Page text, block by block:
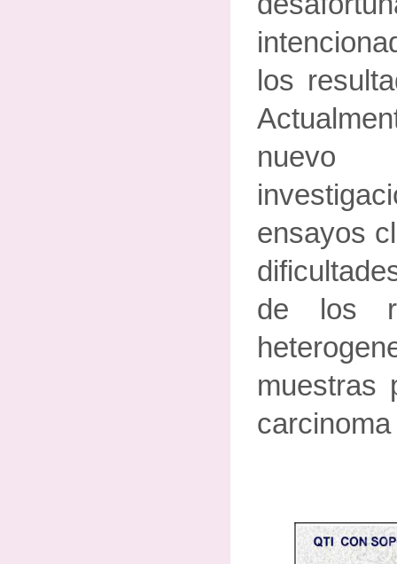
los
ensayos
de los
muestras